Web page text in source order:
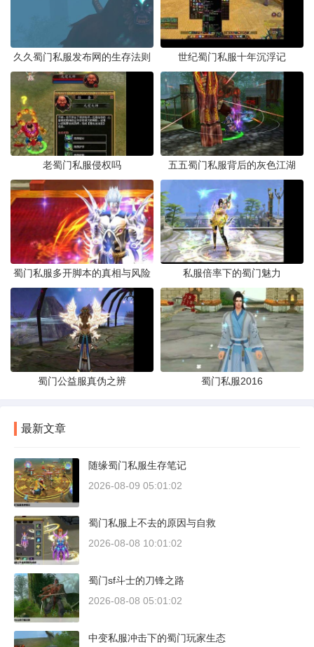
久久蜀门私服发布网的生存法则 世纪蜀门私服十年沉浮记
老蜀门私服侵权吗 五五蜀门私服背后的灰色江湖
蜀门私服多开脚本的真相与风险 私服倍率下的蜀门魅力
蜀门公益服真伪之辨 蜀门私服2016
最新文章
随缘蜀门私服生存笔记
2026-08-09 05:01:02
蜀门私服上不去的原因与自救
2026-08-08 10:01:02
蜀门sf斗士的刀锋之路
2026-08-08 05:01:02
中变私服冲击下的蜀门玩家生态